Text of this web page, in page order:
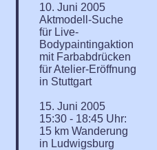
10. Juni 2005
Aktmodell-Suche
für Live-
Bodypaintingaktion
mit Farbabdrücken
für Atelier-Eröffnung
in Stuttgart
15. Juni 2005
15:30 - 18:45 Uhr:
15 km Wanderung
in Ludwigsburg